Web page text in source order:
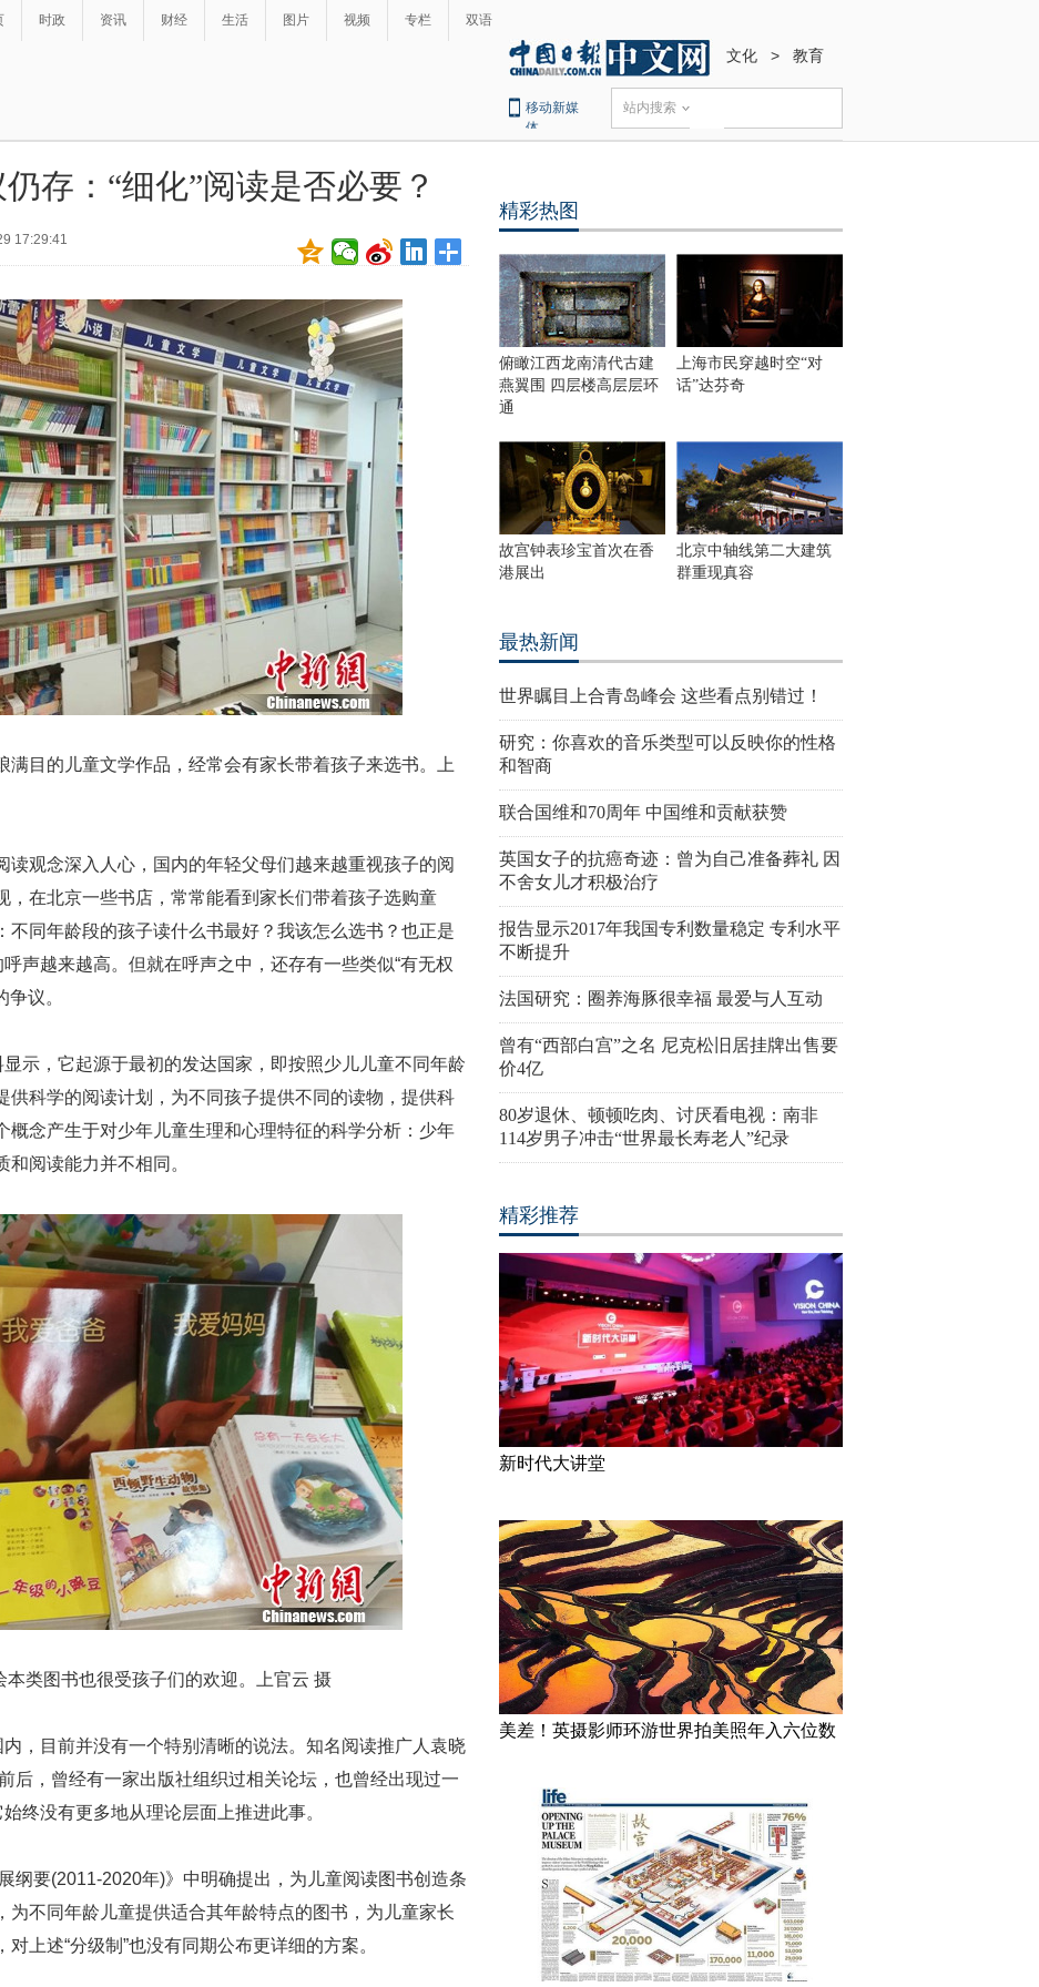
时政 资讯 财经 生活 图片 视频 专栏 双语
文化 > 教育
移动新媒
体
站内搜索
存：“细化”阅读是否必要？
17:29:41
满目的儿童文学作品，经常会有家长带着孩子来选书。上
读观念深入人心，国内的年轻父母们越来越重视孩子的阅
，在北京一些书店，常常能看到家长们带着孩子选购童
不同年龄段的孩子读什么书最好？我该怎么选书？也正是
呼声越来越高。但就在呼声之中，还存有一些类似“有无权
争议。
显示，它起源于最初的发达国家，即按照少儿儿童不同年龄
供科学的阅读计划，为不同孩子提供不同的读物，提供科
概念产生于对少年儿童生理和心理特征的科学分析：少年
和阅读能力并不相同。
本类图书也很受孩子们的欢迎。上官云 摄
内，目前并没有一个特别清晰的说法。知名阅读推广人袁晓
后，曾经有一家出版社组织过相关论坛，也曾经出现过一
终没有更多地从理论层面上推进此事。
纲要(2011-2020年)》中明确提出，为儿童阅读图书创造条
为不同年龄儿童提供适合其年龄特点的图书，为儿童家长
上述“分级制”也没有同期公布更详细的方案。
精彩热图
俯瞰江西龙南清代古建
燕翼围 四层楼高层层环
通
上海市民穿越时空“对
话”达芬奇
故宫钟表珍宝首次在香
港展出
北京中轴线第二大建筑
群重现真容
最热新闻
世界瞩目上合青岛峰会 这些看点别错过！
研究：你喜欢的音乐类型可以反映你的性格
和智商
联合国维和70周年 中国维和贡献获赞
英国女子的抗癌奇迹：曾为自己准备葬礼 因
不舍女儿才积极治疗
报告显示2017年我国专利数量稳定 专利水平
不断提升
法国研究：圈养海豚很幸福 最爱与人互动
曾有“西部白宫”之名 尼克松旧居挂牌出售要
价4亿
80岁退休、顿顿吃肉、讨厌看电视：南非
114岁男子冲击“世界最长寿老人”纪录
精彩推荐
新时代大讲堂
美差！英摄影师环游世界拍美照年入六位数